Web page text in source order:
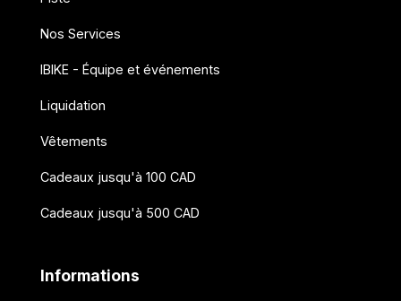
Nos Services
IBIKE - Équipe et événements
Liquidation
Vêtements
Cadeaux jusqu'à 100 CAD
Cadeaux jusqu'à 500 CAD
Informations